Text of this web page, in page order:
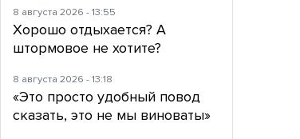
8 августа 2026 - 13:55
Хорошо отдыхается? А
штормовое не хотите?
8 августа 2026 - 13:18
«Это просто удобный повод
сказать, это не мы виноваты»